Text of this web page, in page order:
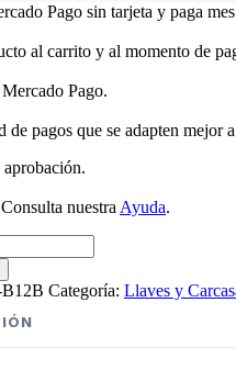
Pago sin tarjeta y paga
al carrito y al momento de
Pago.
de pagos que se adapten mejor
nuestra Ayuda.
Categoría: Llaves y